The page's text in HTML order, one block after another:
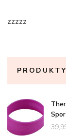
zzzzz
PRODUKTY